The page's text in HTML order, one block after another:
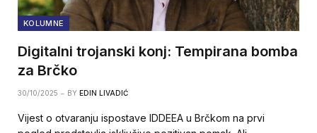
KOLUMNE
Digitalni trojanski konj: Tempirana bomba
za Brčko
30/10/2025 BY EDIN LIVADIĆ
Vijest o otvaranju ispostave IDDEEA u Brčkom na prvi